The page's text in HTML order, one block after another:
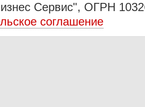
Сервис", ОГРН
соглашение